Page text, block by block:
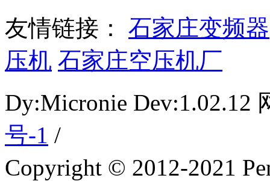
友情链接： 石家庄变频器
压机 石家庄空压机厂
Dy:Micronie Dev:1.02.12
号-1 /
Copyright © 2012-2021